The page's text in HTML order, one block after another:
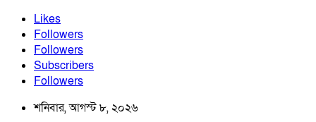
Likes
Followers
Followers
Subscribers
Followers
শনিবার, আগস্ট ৮, ২০২৬